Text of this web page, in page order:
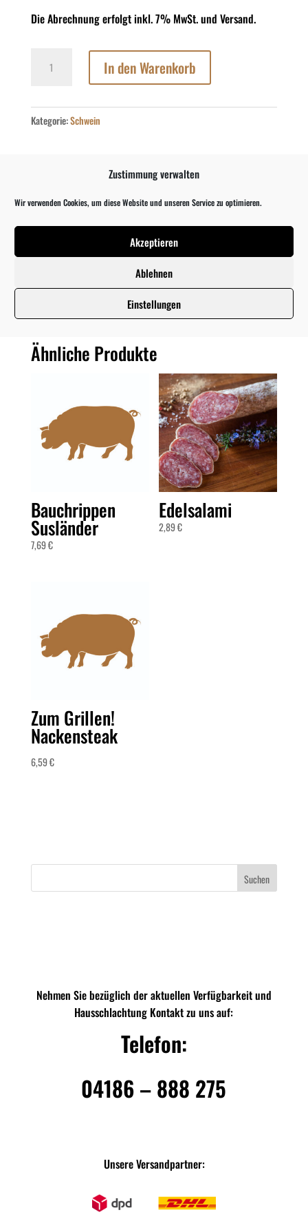
Zustimmung verwalten
Wir verwenden Cookies, um diese Website und unseren Service zu optimieren.
Akzeptieren
Ablehnen
Einstellungen
Die Abrechnung erfolgt inkl. 7% MwSt. und Versand.
Lachs
Menge
In den Warenkorb
Kategorie:Schwein
DIE GEZEIGTEN BILDER DIENEN NUR ALS REFERENZ,
DAS TATSÄCHLICHE PRODUKT KANN ABWEICHEN.
Ähnliche Produkte
Bauchrippen
Susländer
7,69€
Edelsalami
2,89€
Zum Grillen!
Nackensteak
6,59€
Suchen
Nehmen Sie bezüglich der aktuellen Verfügbarkeit und
Hausschlachtung Kontakt zu uns auf:
Telefon:
04186 – 888 275
Unsere Versandpartner: